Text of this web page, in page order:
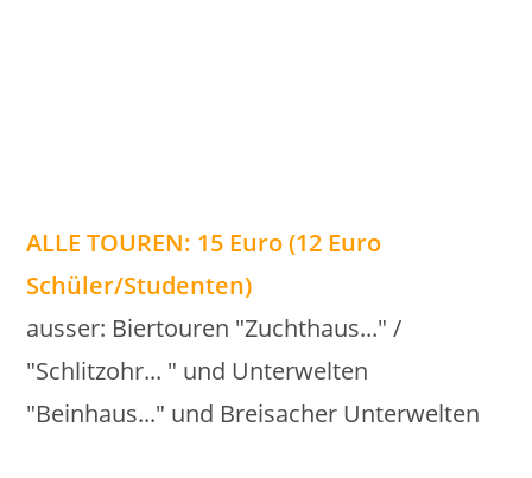
ALLE TOUREN: 15 Euro (12 Euro
Schüler/Studenten)
ausser: Biertouren "Zuchthaus..." /
"Schlitzohr... " und Unterwelten
"Beinhaus..." und Breisacher Unterwelten